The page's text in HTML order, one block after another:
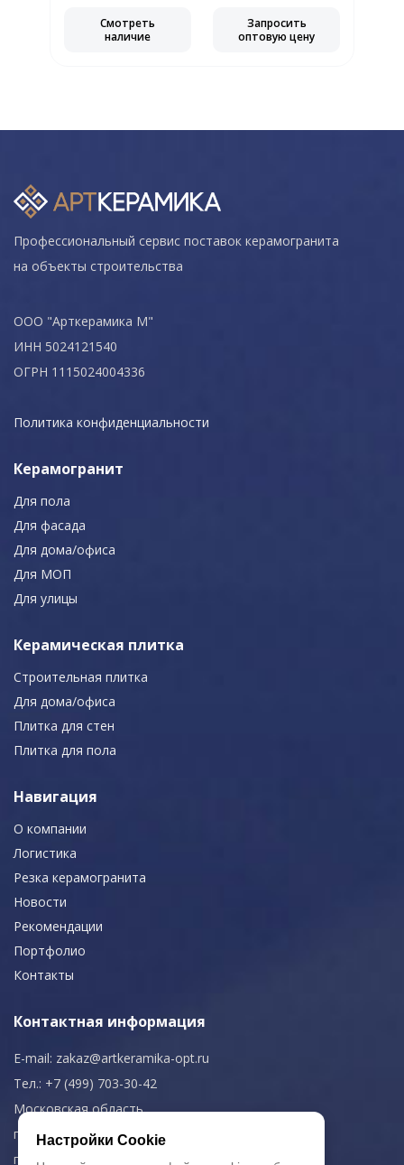
Смотреть
наличие
Запросить
оптовую цену
Профессиональный сервис поставок керамогранита
на объекты строительства
ООО "Арткерамика М"
ИНН 5024121540
ОГРН 1115024004336
Политика конфиденциальности
Керамогранит
Для пола
Для фасада
Для дома/офиса
Для МОП
Для улицы
Керамическая плитка
Строительная плитка
Для дома/офиса
Плитка для стен
Плитка для пола
Навигация
О компании
Логистика
Резка керамогранита
Новости
Рекомендации
Портфолио
Контакты
Контактная информация
E-mail: zakaz@artkeramika-opt.ru
Тел.: +7 (499) 703-30-42
Московская область,
г. Красногорск
пн-чт: 09.00-18.00
Настройки Cookie